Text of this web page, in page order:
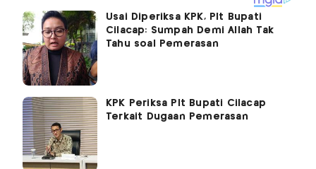
Usai Diperiksa KPK, Plt Bupati
Cilacap: Sumpah Demi Allah Tak
Tahu soal Pemerasan
KPK Periksa Plt Bupati Cilacap
Terkait Dugaan Pemerasan